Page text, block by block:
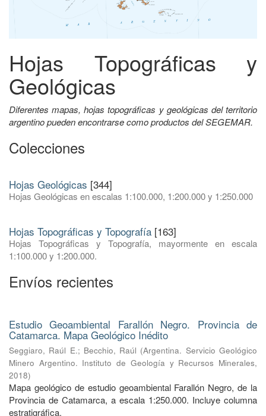
Hojas Topográficas y
Geológicas
Diferentes mapas, hojas topográficas y geológicas del territorio
argentino pueden encontrarse como productos del SEGEMAR.
Colecciones
Hojas Geológicas [344]
Hojas Geológicas en escalas 1:100.000, 1:200.000 y 1:250.000
Hojas Topográficas y Topografía [163]
Hojas Topográficas y Topografía, mayormente en escala
1:100.000 y 1:200.000.
Envíos recientes
Estudio Geoambiental Farallón Negro. Provincia de
Catamarca. Mapa Geológico Inédito
Seggiaro, Raúl E.; Becchio, Raúl (Argentina. Servicio Geológico
Minero Argentino. Instituto de Geología y Recursos Minerales,
2018)
Mapa geológico de estudio geoambiental Farallón Negro, de la
Provincia de Catamarca, a escala 1:250.000. Incluye columna
estratigráfica.